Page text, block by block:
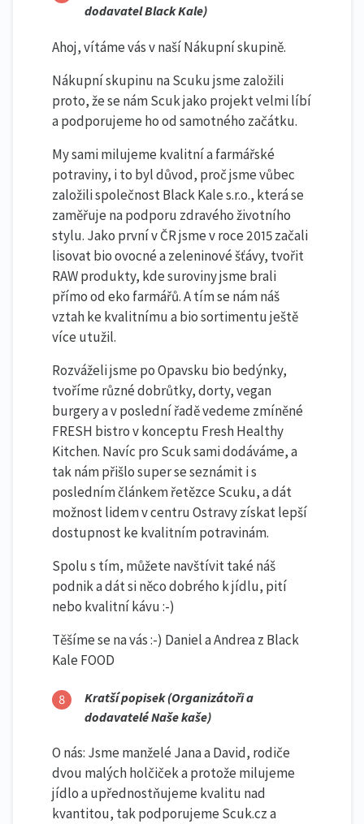
dodavatel Black Kale)
Ahoj, vítáme vás v naší Nákupní skupině.
Nákupní skupinu na Scuku jsme založili
proto, že se nám Scuk jako projekt velmi líbí
a podporujeme ho od samotného začátku.
My sami milujeme kvalitní a farmářské
potraviny, i to byl důvod, proč jsme vůbec
založili společnost Black Kale s.r.o., která se
zaměřuje na podporu zdravého životního
stylu. Jako první v ČR jsme v roce 2015 začali
lisovat bio ovocné a zeleninové šťávy, tvořit
RAW produkty, kde suroviny jsme brali
přímo od eko farmářů. A tím se nám náš
vztah ke kvalitnímu a bio sortimentu ještě
více utužil.
Rozváželi jsme po Opavsku bio bedýnky,
tvoříme různé dobrůtky, dorty, vegan
burgery a v poslední řadě vedeme zmíněné
FRESH bistro v konceptu Fresh Healthy
Kitchen. Navíc pro Scuk sami dodáváme, a
tak nám přišlo super se seznámit i s
posledním článkem řetězce Scuku, a dát
možnost lidem v centru Ostravy získat lepší
dostupnost ke kvalitním potravinám.
Spolu s tím, můžete navštívit také náš
podnik a dát si něco dobrého k jídlu, pití
nebo kvalitní kávu :-)
Těšíme se na vás :-) Daniel a Andrea z Black
Kale FOOD
Kratší popisek (Organizátoři a
dodavatelé Naše kaše)
O nás: Jsme manželé Jana a David, rodiče
dvou malých holčiček a protože milujeme
jídlo a upřednostňujeme kvalitu nad
kvantitou, tak podporujeme Scuk.cz a